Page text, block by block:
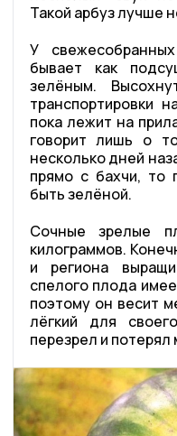
Такой арбуз лучше
У
бывает как
зелёным.
транспортировки
пока лежит на
говорит лишь о
несколько дней
прямо с бахчи, то
быть зелёной.
Сочные зрелые
килограммов.
и региона
спелого плода
поэтому он весит
лёгкий для
перезрел и потерял